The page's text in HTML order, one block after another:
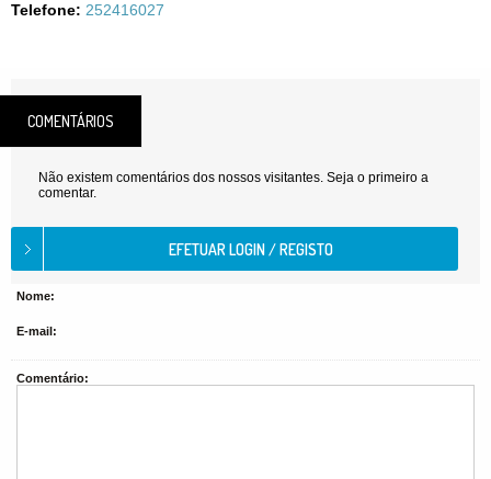
Telefone: 252416027
COMENTÁRIOS
Não existem comentários dos nossos visitantes. Seja o primeiro a
comentar.
Nome:
E-mail:
Comentário: